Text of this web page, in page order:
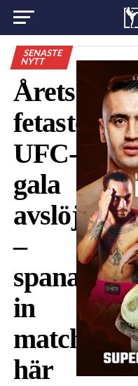
SENASTE
NYTT
Årets
fetaste
UFC-
gala
avslöjad
–
spana
in
matcherna
här